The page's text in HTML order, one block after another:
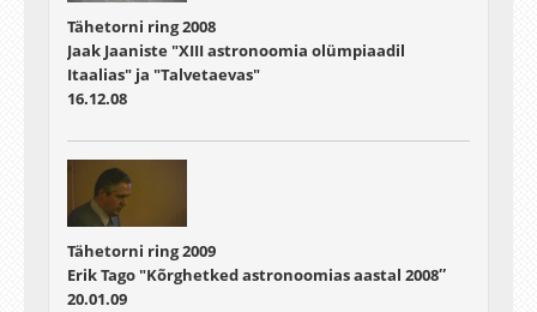
Tähetorni ring 2008
Jaak Jaaniste "XIII astronoomia olümpiaadil
Itaalias" ja "Talvetaevas"
16.12.08
Tähetorni ring 2009
Erik Tago "Kõrghetked astronoomias aastal 2008″
20.01.09